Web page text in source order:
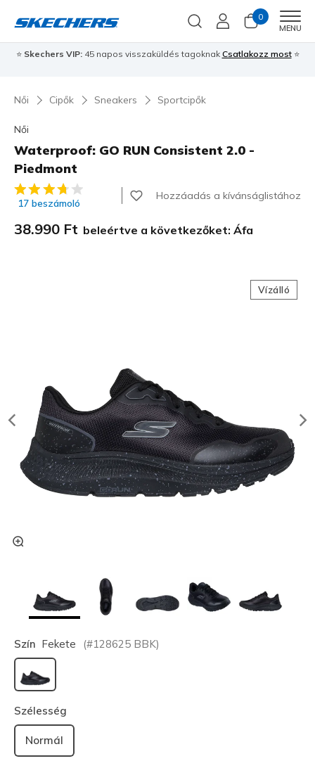
0
MENU
⭐ Skechers VIP:45 napos visszaküldés tagoknak Csatlakozz most⭐
Női Cipők Sneakers Sportcipők
Női
Waterproof: GO RUN Consistent 2.0 -
Piedmont
5 az 5-ből ügyfélértékelés
17 beszámoló
Hozzáadás a kívánságlistához
38.990 Ft beleértve a következőket: Áfa
Vízálló
Szín Fekete (#128625 BBK)
kiválasztva
Szélesség
Normál